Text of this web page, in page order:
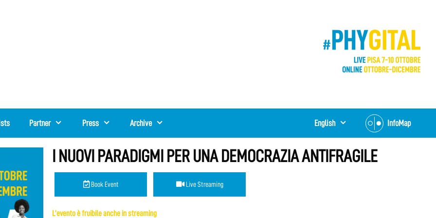
Partner Press Archive InfoMap
English
I NUOVI PARADIGMI PER UNA DEMOCRAZIA ANTIFRAGILE
Book Event Live Streaming
L’evento è fruibile anche in streaming